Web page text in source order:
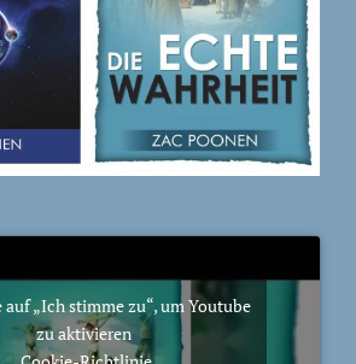
auf „Ich stimme zu“, um Youtube
zu aktivieren